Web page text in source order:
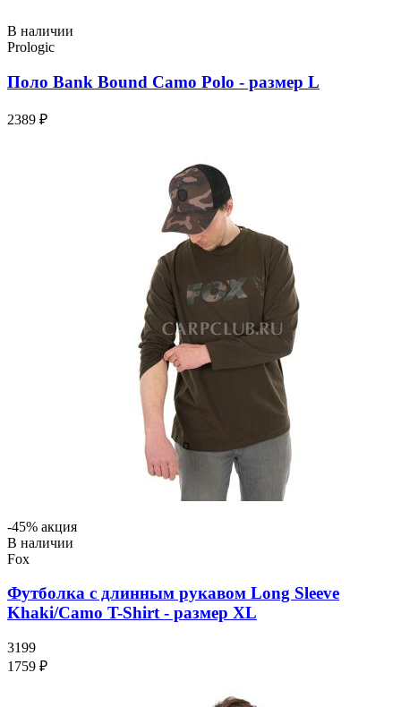
В наличии
Prologic
Поло Bank Bound Camo Polo - размер L
2389 ₽
-45% акция
В наличии
Fox
Футболка с длинным рукавом Long Sleeve
Khaki/Camo T-Shirt - размер XL
3199
1759 ₽